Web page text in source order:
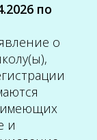
по
о
имеющих
и